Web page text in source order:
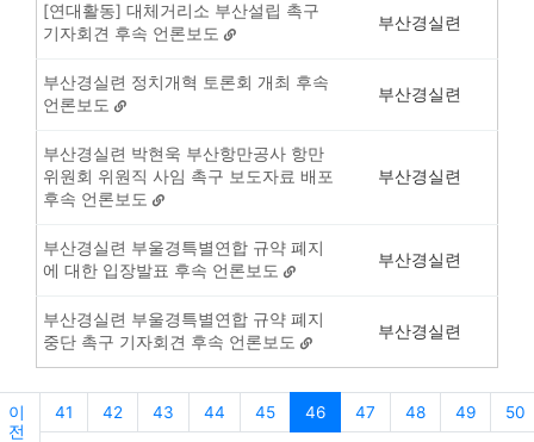
[연대활동] 대체거리소 부산설립 촉구
기자회견 후속 언론보도
부산경실련
부산경실련 정치개혁 토론회 개최 후속
언론보도
부산경실련
부산경실련 박현욱 부산항만공사 항만
위원회 위원직 사임 촉구 보도자료 배포
후속 언론보도
부산경실련
부산경실련 부울경특별연합 규약 폐지
에 대한 입장발표 후속 언론보도
부산경실련
부산경실련 부울경특별연합 규약 폐지
중단 촉구 기자회견 후속 언론보도
부산경실련
이
전
41 42 43 44 45 46 47 48 49 50